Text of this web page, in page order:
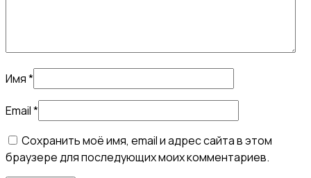
Имя*
Email*
Сохранить моё имя, email и адрес сайта в этом
браузере для последующих моих комментариев.